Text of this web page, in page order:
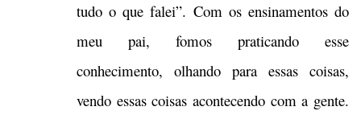
tudo o que falei”. Com os ensinamentos do
meu pai, fomos praticando esse
conhecimento, olhando para essas coisas,
vendo essas coisas acontecendo com a gente.